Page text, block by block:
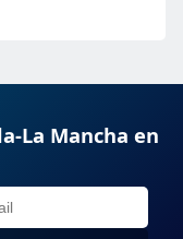
La Mancha en